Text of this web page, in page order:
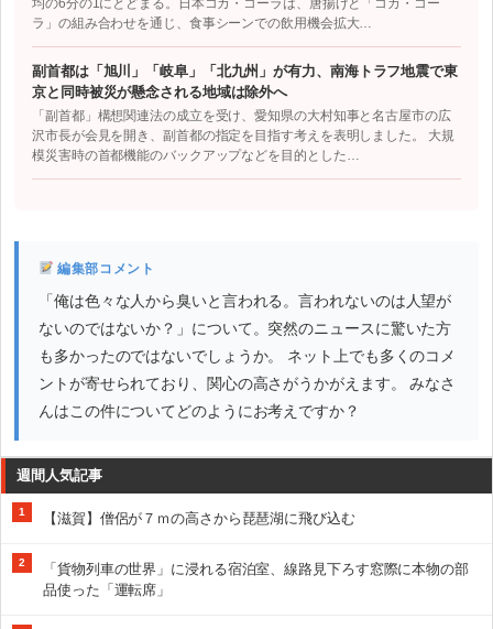
ラ」の組み合わせを通じ、食事シーンでの飲用機会拡大…
副首都は「旭川」「岐阜」「北九州」が有力、南海トラフ地震で東
京と同時被災が懸念される地域は除外へ
「副首都」構想関連法の成立を受け、愛知県の大村知事と名古屋市の広
沢市長が会見を開き、副首都の指定を目指す考えを表明しました。 大規
模災害時の首都機能のバックアップなどを目的とした…
編集部コメント
「俺は色々な人から臭いと言われる。言われないのは人望が
ないのではないか？」について。突然のニュースに驚いた方
も多かったのではないでしょうか。 ネット上でも多くのコメ
ントが寄せられており、関心の高さがうかがえます。 みなさ
んはこの件についてどのようにお考えですか？
週間人気記事
1 【滋賀】僧侶が７ｍの高さから琵琶湖に飛び込む
2
「貨物列車の世界」に浸れる宿泊室、線路見下ろす窓際に本物の部
品使った「運転席」